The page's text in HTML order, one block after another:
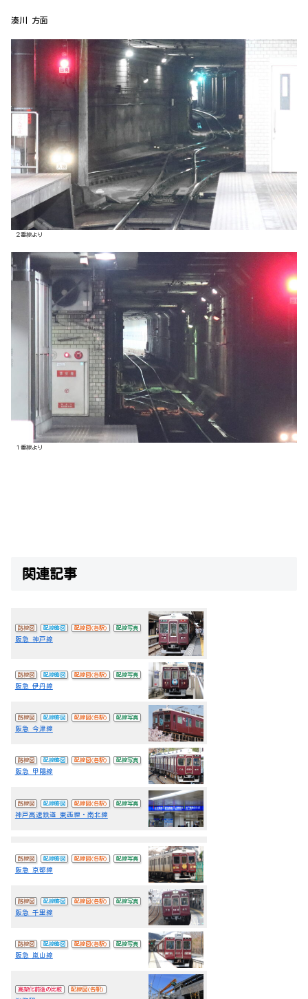
湊川 方面
２番線より
１番線より
関連記事
路線図 配線略図 配線図(各駅) 配線写真
阪急 神戸線
路線図 配線略図 配線図(各駅) 配線写真
阪急 伊丹線
路線図 配線略図 配線図(各駅) 配線写真
阪急 今津線
路線図 配線略図 配線図(各駅) 配線写真
阪急 甲陽線
路線図 配線略図 配線図(各駅) 配線写真
神戸高速鉄道 東西線・南北線
路線図 配線略図 配線図(各駅) 配線写真
阪急 京都線
路線図 配線略図 配線図(各駅) 配線写真
阪急 千里線
路線図 配線略図 配線図(各駅) 配線写真
阪急 嵐山線
高架化前後の比較 配線図(各駅)